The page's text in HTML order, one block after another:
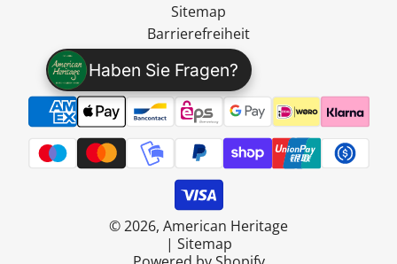
Haben Sie Fragen?
Sitemap
Barrierefreiheit
© 2026, American Heritage
| Sitemap